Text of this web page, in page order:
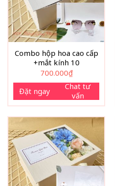
Combo hộp hoa cao cấp
+mắt kính 10
700.000₫
Đặt ngay
Chat tư
vấn